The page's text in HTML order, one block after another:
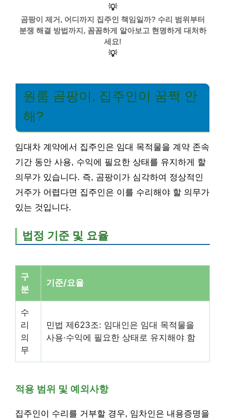
💡
곰팡이 제거, 어디까지 집주인 책임일까? 수리 범위부터
분쟁 해결 방법까지, 꼼꼼하게 알아보고 현명하게 대처하
세요!
💡
원룸 곰팡이, 집주인이 꿈쩍 안
해?
임대차 계약에서 집주인은 임대 목적물을 계약 존속
기간 동안 사용, 수익에 필요한 상태를 유지하게 할
의무가 있습니다. 즉, 곰팡이가 심각하여 정상적인
거주가 어렵다면 집주인은 이를 수리해야 할 의무가
있는 것입니다.
법정 기준 및 요율
구
분
기준/요율
수
리
의
무
민법 제623조: 임대인은 임대 목적물을
사용·수익에 필요한 상태로 유지해야 함
적용 범위 및 예외사항
집주인이 수리를 거부할 경우, 임차인은 내용증명을